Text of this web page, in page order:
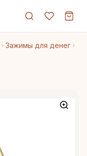
Зажимы для денег